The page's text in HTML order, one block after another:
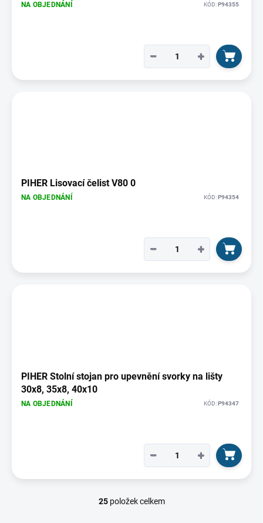
NA OBJEDNÁNÍ KÓD:P94355
+
−
PIHER Lisovací čelist V80 0
NA OBJEDNÁNÍ KÓD: P94354
+
−
PIHER Stolní stojan pro upevnění svorky na lišty
30x8, 35x8, 40x10
NA OBJEDNÁNÍ KÓD:P94347
+
−
O
25položek celkem